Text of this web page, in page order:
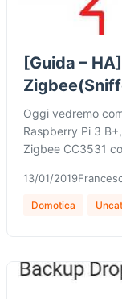
[Guida –
Oggi vedremo
Raspberry Pi 3
Zigbee CC3531
13/01/2019
Domotica